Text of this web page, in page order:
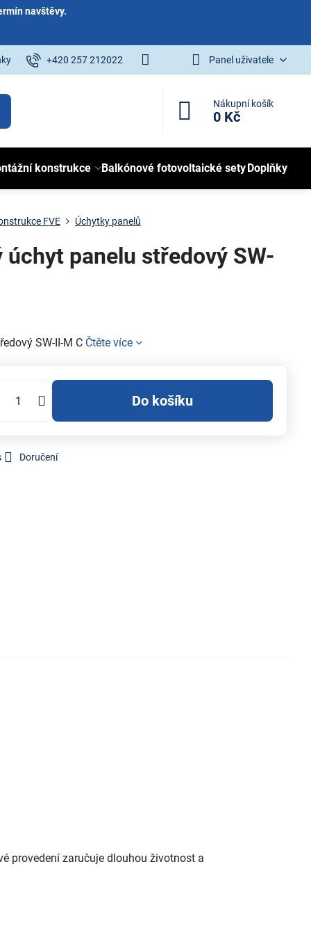
navštěvy.
+420 257 212022 Panel uživatele
Nákupní košík
0 Kč
konstrukce Balkónové fotovoltaické setyDoplňky
FVE Úchytky panelů
panelu středový SW-
SW-II-M C Čtěte více
Do košíku
Doručení
provedení zaručuje dlouhou životnost a